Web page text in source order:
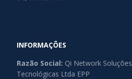
INFORMAÇÕES
Razão Social: Qi Network Soluções
Tecnológicas Ltda EPP